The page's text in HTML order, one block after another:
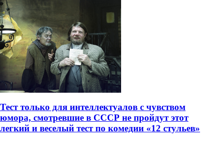
Тест только для интеллектуалов с чувством
юмора, смотревшие в СССР не пройдут этот
легкий и веселый тест по комедии «12 стульев»